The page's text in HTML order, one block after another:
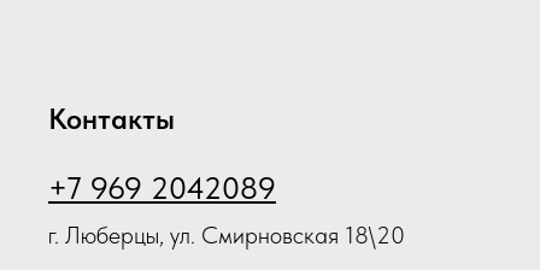
Контакты
+7 969 2042089
г. Люберцы, ул. Смирновская 18\20